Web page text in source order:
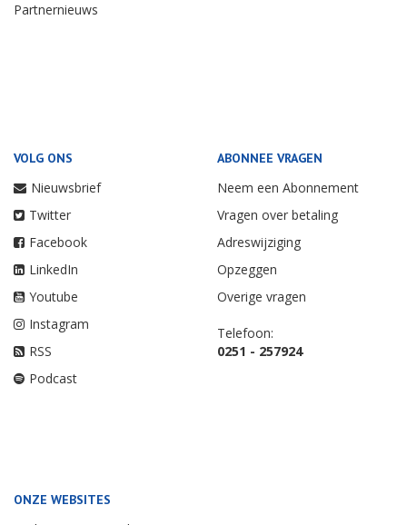
Partnernieuws
VOLG ONS
Nieuwsbrief
Twitter
Facebook
LinkedIn
Youtube
Instagram
RSS
Podcast
ABONNEE VRAGEN
Neem een Abonnement
Vragen over betaling
Adreswijziging
Opzeggen
Overige vragen
Telefoon:
0251 - 257924
ONZE WEBSITES